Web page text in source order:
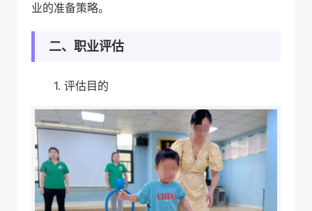
业的准备策略。
二、职业评估
1. 评估目的